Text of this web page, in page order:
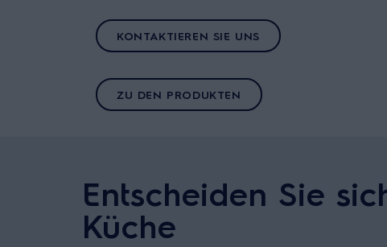
KONTAKTIEREN SIE UNS
ZU DEN PRODUKTEN
Entscheiden Sie
Küche